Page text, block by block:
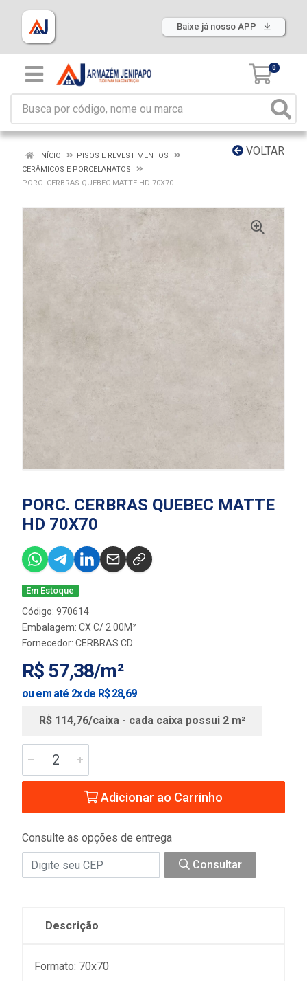
Baixe já nosso APP
0
VOLTAR
INÍCIO
PISOS E REVESTIMENTOS
CERÂMICOS E PORCELANATOS
PORC. CERBRAS QUEBEC MATTE HD 70X70
PORC. CERBRAS QUEBEC MATTE
HD 70X70
Em Estoque
Código: 970614
Embalagem: CX C/ 2.00M²
Fornecedor: CERBRAS CD
R$ 57,38/m²
ou em até 2x de R$ 28,69
R$ 114,76/caixa - cada caixa possui 2 m²
Adicionar ao Carrinho
Consulte as opções de entrega
Consultar
Descrição
Formato: 70x70